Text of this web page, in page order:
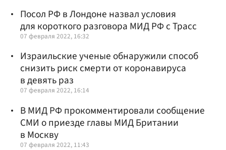
Посол РФ в Лондоне назвал условия
для короткого разговора МИД РФ с Трасс
07 февраля 2022, 16:32
Израильские ученые обнаружили способ
снизить риск смерти от коронавируса
в девять раз
07 февраля 2022, 16:14
В МИД РФ прокомментировали сообщение
СМИ о приезде главы МИД Британии
в Москву
07 февраля 2022, 11:43